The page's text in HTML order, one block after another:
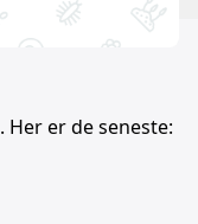
er de seneste: